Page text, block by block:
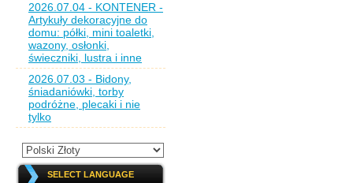
2026.07.04 - KONTENER -
Artykuły dekoracyjne do
domu: półki, mini toaletki,
wazony, osłonki,
świeczniki, lustra i inne
2026.07.03 - Bidony,
śniadaniówki, torby
podróżne, plecaki i nie
tylko
SELECT LANGUAGE